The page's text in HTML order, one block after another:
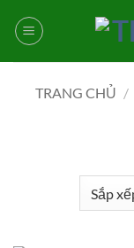
qua
TRANG CHỦ /